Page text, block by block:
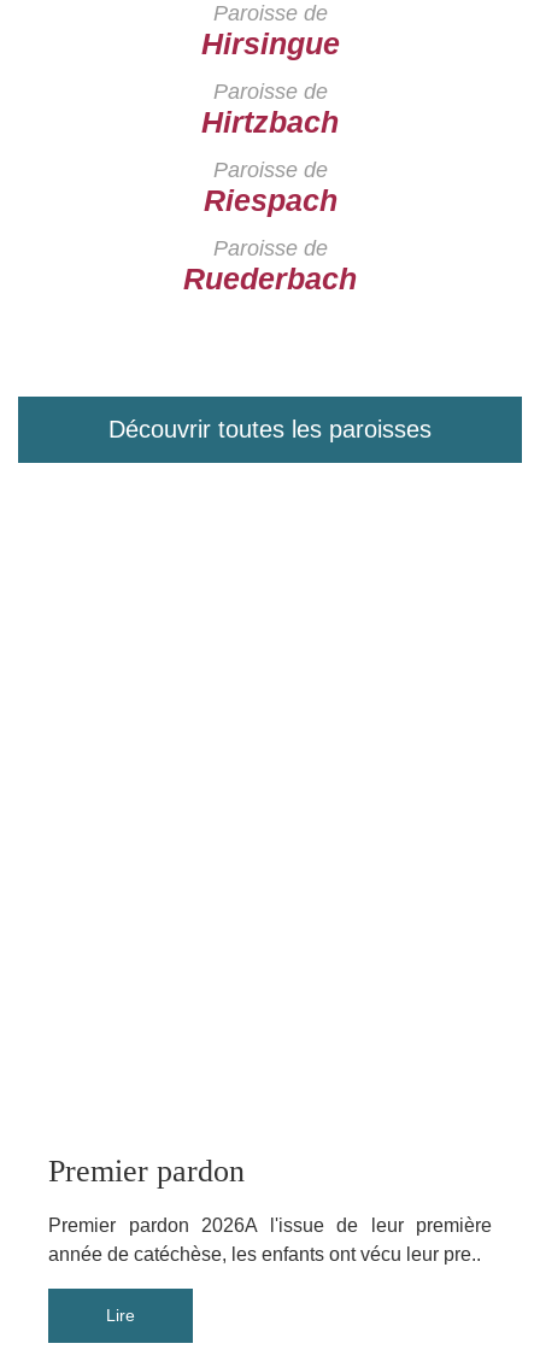
Paroisse de
Hirsingue
Paroisse de
Hirtzbach
Paroisse de
Riespach
Paroisse de
Ruederbach
Découvrir toutes les paroisses
Premier pardon
Premier pardon 2026A l'issue de leur première
année de catéchèse, les enfants ont vécu leur pre..